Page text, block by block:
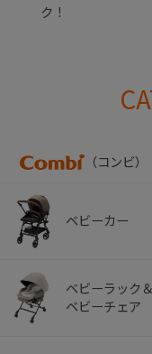
ク！
（コンビ）
ベビーカー
ベビーラック＆
ベビーチェア